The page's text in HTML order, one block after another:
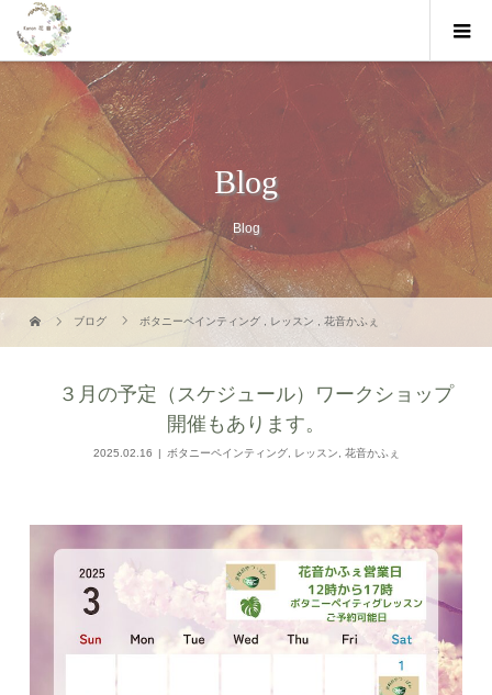
Blog
Blog
ブログ ボタニーペインティング レッスン ,花音かふぇ
３月の予定（スケジュール）ワークショップ
開催もあります。
2025.02.16 ボタニーペインティング, レッスン 花音かふぇ